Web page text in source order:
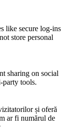
like secure log-ins
store personal
sharing on social
party tools.
și oferă
ar fi numărul de